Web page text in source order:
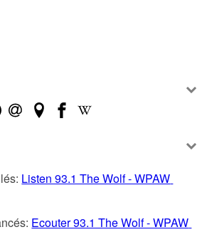
Listen 93.1 The Wolf - WPAW
Ecouter 93.1 The Wolf - WPAW